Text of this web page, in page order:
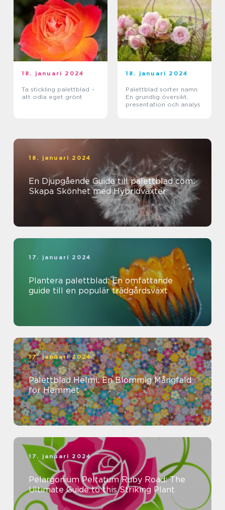
18. januari 2024
Ta stickling palettblad –
att odla eget grönt
18. januari 2024
Palettblad sorter namn:
En grundlig översikt,
presentation och analys
18. januari 2024
En Djupgående Guide till palettblad com:
Skapa Skönhet med Hybridväxter
17. januari 2024
Plantera palettblad: En omfattande
guide till en populär trädgårdsväxt
17. januari 2024
Palettblad Helmi: En Blommig Mångfald
för Hemmet
17. januari 2024
Pelargonium Peltatum Ruby Road: The
Ultimate Guide to this Striking Plant